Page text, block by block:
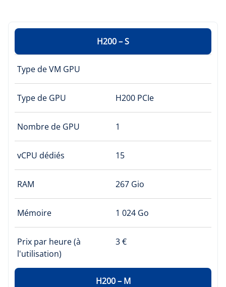
H200 – S
Type de VM GPU
Type de GPU H200 PCIe
Nombre de GPU 1
vCPU dédiés 15
RAM 267 Gio
Mémoire 1 024 Go
Prix par heure (à
l'utilisation)
3 €
H200 – M